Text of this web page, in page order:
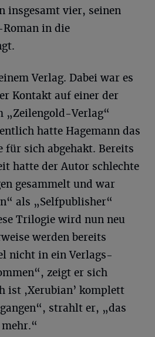
insgesamt vier, seinen
in die
Verlag. Dabei war es
Kontakt auf einer der
„Zeilengold-Verlag“
hatte Hagemann das
für sich abgehakt. Bereits
hatte der Autor schlechte
gesammelt und war
als „Selfpublisher“
Trilogie wird nun neu
werden bereits
nicht in ein Verlags-
zeigt er sich
ist ,Xerubian’ komplett
strahlt er, „das